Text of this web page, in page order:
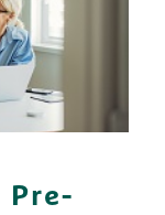
Pre-